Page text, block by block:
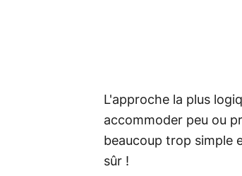
L'approche la plus
accommoder peu ou
beaucoup trop simple
sûr !